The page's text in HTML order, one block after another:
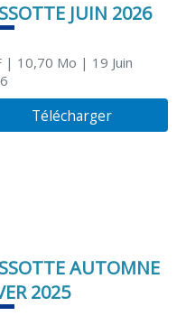
JUIN 2026
| 10,70 Mo | 19 Juin
Télécharger
AUTOMNE
2025